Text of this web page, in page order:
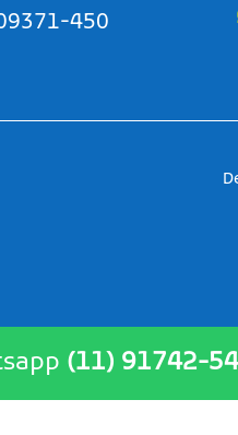
450
(11) 91742-